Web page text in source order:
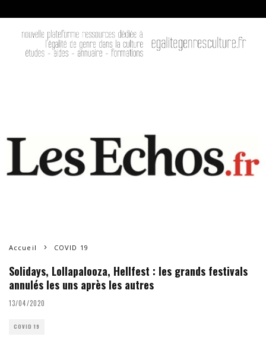
Accueil COVID 19
Solidays, Lollapalooza, Hellfest : les grands festivals
annulés les uns après les autres
13/04/2020
COVID 19